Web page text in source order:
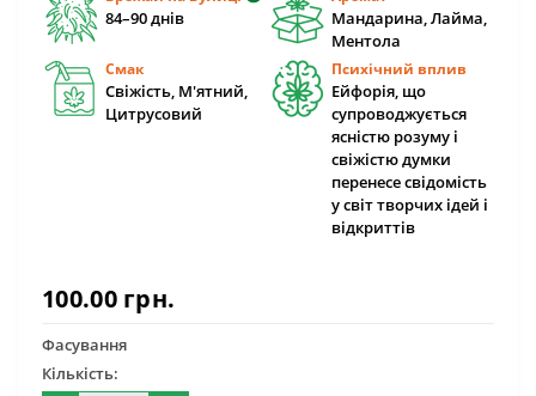
84–90 днів
Мандарина, Лайма,
Ментола
Смак
Свіжість, М'ятний,
Цитрусовий
Психічний вплив
Ейфорія, що
супроводжується
ясністю розуму і
свіжістю думки
перенесе свідомість
у світ творчих ідей і
відкриттів
100.00 грн.
Фасування
Кількість: